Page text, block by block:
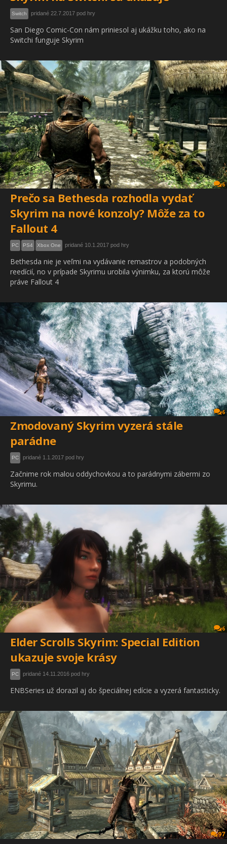
Switch pridané 22.7.2017 pod hry
San Diego Comic-Con nám priniesol aj ukážku toho, ako na
Switchi funguje Skyrim
6
Prečo sa Bethesda rozhodla vydať
Skyrim na nové konzoly? Môže za to
Fallout 4
PC PS4 Xbox One pridané 10.1.2017 pod hry
Bethesda nie je veľmi na vydávanie remastrov a podobných
reedícií, no v prípade Skyrimu urobila výnimku, za ktorú môže
práve Fallout 4
6
Zmodovaný Skyrim vyzerá stále
parádne
PC pridané 1.1.2017 pod hry
Začnime rok malou oddychovkou a to parádnymi zábermi zo
Skyrimu.
6
Elder Scrolls Skyrim: Special Edition
ukazuje svoje krásy
PC pridané 14.11.2016 pod hry
ENBSeries už dorazil aj do špeciálnej edície a vyzerá fantasticky.
97